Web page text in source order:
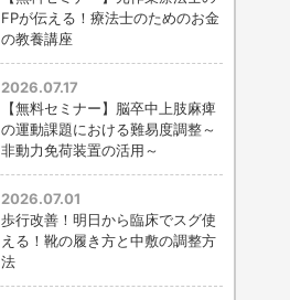
FPが伝える！療法士のためのお金
の教養講座
2026.07.17
【無料セミナー】脳卒中上肢麻痺
の運動課題における難易度調整～
非動力免荷装置の活用～
2026.07.01
歩行改善！明日から臨床でスグ使
える！靴の履き方と中敷の調整方
法